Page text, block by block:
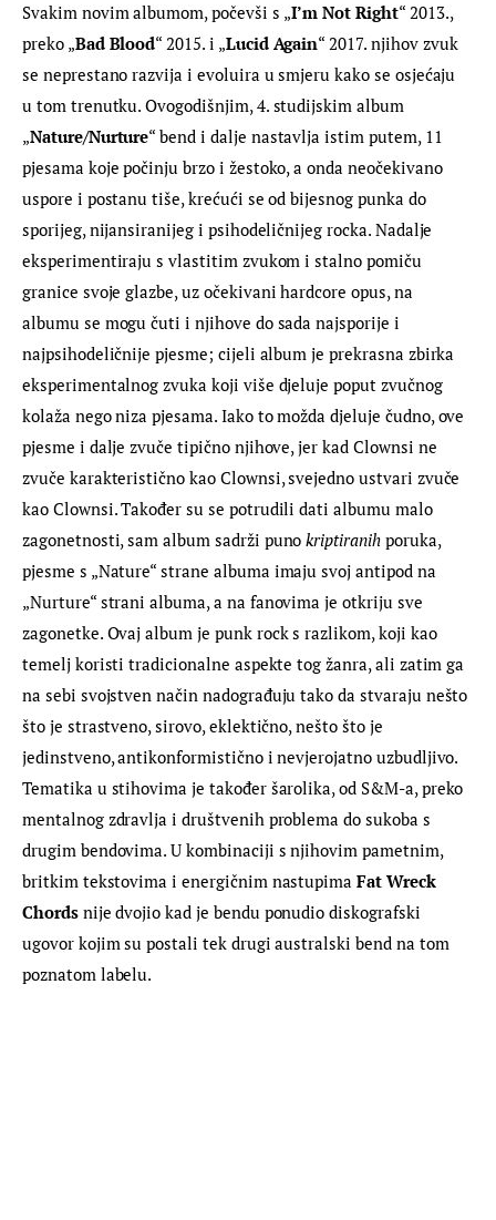
Svakim novim albumom, počevši s „I’m Not Right“ 2013.,
preko „Bad Blood“ 2015. i „Lucid Again“ 2017. njihov zvuk
se neprestano razvija i evoluira u smjeru kako se osjećaju
u tom trenutku. Ovogodišnjim, 4. studijskim album
„Nature/Nurture“ bend i dalje nastavlja istim putem, 11
pjesama koje počinju brzo i žestoko, a onda neočekivano
uspore i postanu tiše, krećući se od bijesnog punka do
sporijeg, nijansiranijeg i psihodeličnijeg rocka. Nadalje
eksperimentiraju s vlastitim zvukom i stalno pomiču
granice svoje glazbe, uz očekivani hardcore opus, na
albumu se mogu čuti i njihove do sada najsporije i
najpsihodeličnije pjesme; cijeli album je prekrasna zbirka
eksperimentalnog zvuka koji više djeluje poput zvučnog
kolaža nego niza pjesama. Iako to možda djeluje čudno, ove
pjesme i dalje zvuče tipično njihove, jer kad Clownsi ne
zvuče karakteristično kao Clownsi, svejedno ustvari zvuče
kao Clownsi. Također su se potrudili dati albumu malo
zagonetnosti, sam album sadrži puno kriptiranih poruka,
pjesme s „Nature“ strane albuma imaju svoj antipod na
„Nurture“ strani albuma, a na fanovima je otkriju sve
zagonetke. Ovaj album je punk rock s razlikom, koji kao
temelj koristi tradicionalne aspekte tog žanra, ali zatim ga
na sebi svojstven način nadograđuju tako da stvaraju nešto
što je strastveno, sirovo, eklektično, nešto što je
jedinstveno, antikonformistično i nevjerojatno uzbudljivo.
Tematika u stihovima je također šarolika, od S&M-a, preko
mentalnog zdravlja i društvenih problema do sukoba s
drugim bendovima. U kombinaciji s njihovim pametnim,
britkim tekstovima i energičnim nastupima Fat Wreck
Chords nije dvojio kad je bendu ponudio diskografski
ugovor kojim su postali tek drugi australski bend na tom
poznatom labelu.